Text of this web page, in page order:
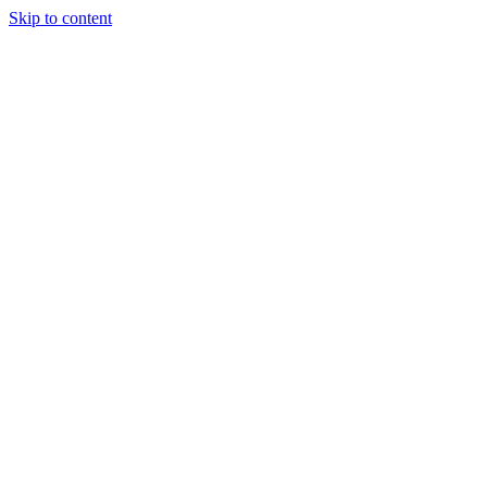
Skip to content